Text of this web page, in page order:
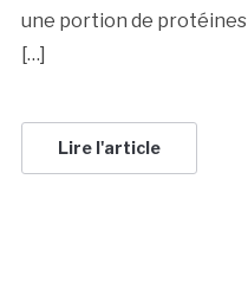
une portion de protéines
[…]
Lire l'article